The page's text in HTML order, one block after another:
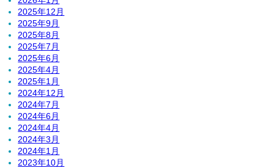
2025年12月
2025年9月
2025年8月
2025年7月
2025年6月
2025年4月
2025年1月
2024年12月
2024年7月
2024年6月
2024年4月
2024年3月
2024年1月
2023年10月